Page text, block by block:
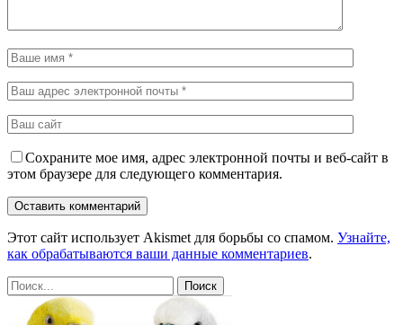
Сохраните мое имя, адрес электронной почты и веб-сайт в
этом браузере для следующего комментария.
Этот сайт использует Akismet для борьбы со спамом. Узнайте,
как обрабатываются ваши данные комментариев.